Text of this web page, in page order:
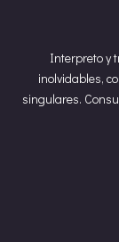
Interpreto y
inolvidables,
singulares.